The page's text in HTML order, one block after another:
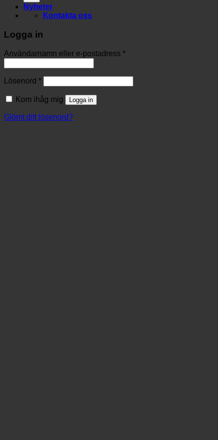
Nyheter
Kontakta oss
Logga in
Användarnamn eller e-postadress *
Lösenord *
Kom ihåg mig Logga in
Glömt ditt lösenord?